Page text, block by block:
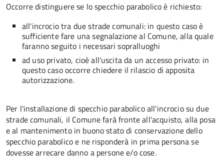
Occorre distinguere se lo specchio parabolico è richiesto:
all'incrocio tra due strade comunali: in questo caso è
sufficiente fare una segnalazione al Comune, alla quale
faranno seguito i necessari sopralluoghi
ad uso privato, cioè all'uscita da un accesso privato: in
questo casooccorre chiedere il rilascio di apposita
autorizzazione.
Per l'installazione di specchio parabolico all'incrocio su due
strade comunali, il Comune farà fronte all'acquisto, alla posa
e al mantenimento in buono stato di conservazione dello
specchio parabolico e ne risponderà in prima persona se
dovesse arrecare danno a persone e/o cose.